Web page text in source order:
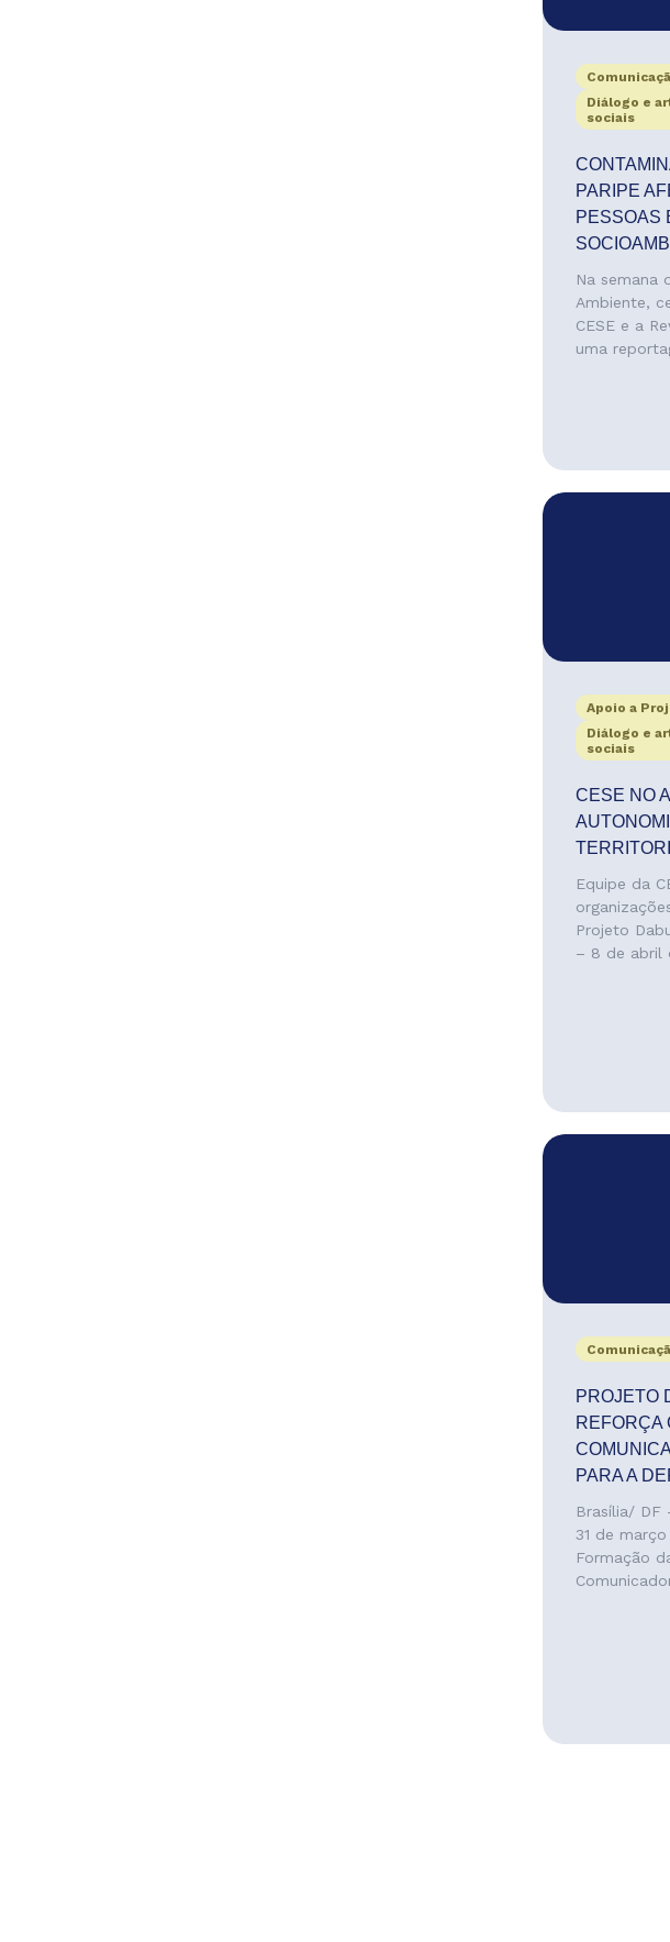
Diálogo e
sociais
PARIPE
PESSOAS
Na semana
Ambiente,
CESE e a
uma
Apoio a
Diálogo e
sociais
CESE NO
Equipe da
Projeto
– 8 de abril
PROJETO
REFORÇA
PARA A
Brasília/ DF
31 de
Formação